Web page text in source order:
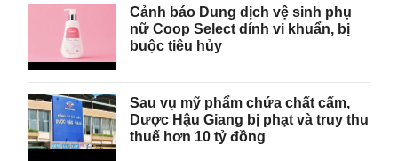
Cảnh báo Dung dịch vệ sinh phụ
nữ Coop Select dính vi khuẩn, bị
buộc tiêu hủy
Sau vụ mỹ phẩm chứa chất cấm,
Dược Hậu Giang bị phạt và truy thu
thuế hơn 10 tỷ đồng